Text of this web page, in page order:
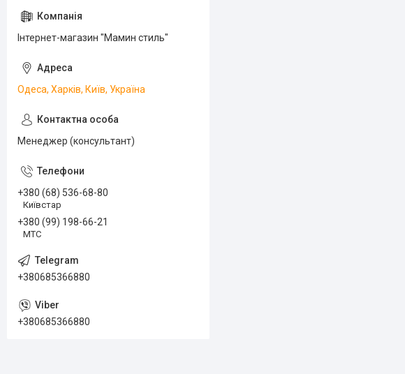
Інтернет-магазин "Мамин стиль"
Одеса, Харків, Київ, Україна
Менеджер (консультант)
+380 (68) 536-68-80
Київстар
+380 (99) 198-66-21
МТС
+380685366880
+380685366880